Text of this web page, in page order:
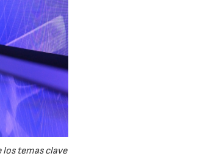
los temas clave